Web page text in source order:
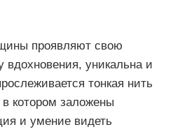
проявляют свою
вдохновения, уникальна и
тонкая нить
в котором заложены
и умение видеть